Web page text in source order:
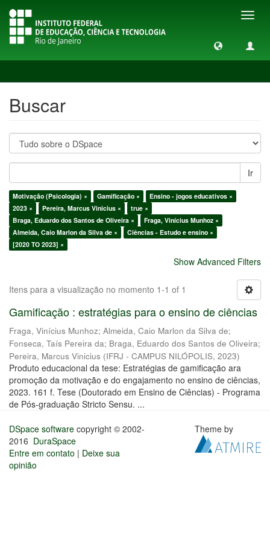
Buscar
Ir
Motivação (Psicologia) × Gamificação ×
Ensino - jogos educativos ×
2023 ×
Pereira, Marcus Vinicius ×
true ×
Braga, Eduardo dos Santos de Oliveira ×
Fraga, Vinícius Munhoz ×
Almeida, Caio Marlon da Silva de ×
Ciências - Estudo e ensino ×
[2020 TO 2023] ×
Show Advanced Filters
Itens para a visualização no momento 1-1 of 1
Gamificação : estratégias para o ensino de ciências
Fraga, Vinícius Munhoz; Almeida, Caio Marlon da Silva de;
Fonseca, Taís Pereira da; Braga, Eduardo dos Santos de Oliveira;
Pereira, Marcus Vinicius (IFRJ - CAMPUS NILÓPOLIS, 2023)
Produto educacional da tese: Estratégias de gamificação ara
promoção da motivação e do engajamento no ensino de ciências,
2023. 161 f. Tese (Doutorado em Ensino de Ciências) - Programa
de Pós-graduação Stricto Sensu. ...
DSpace software copyright © 2002-
2016 DuraSpace
Entre em contato | Deixe sua
opinião
Theme by